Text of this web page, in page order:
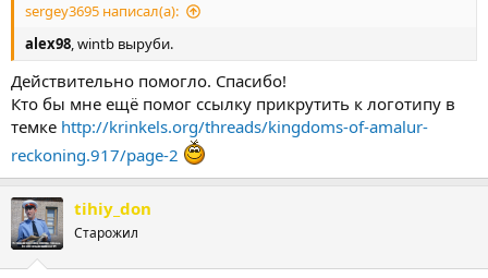
sergey3695 написал(а):
alex98, wintb выруби.
Действительно помогло. Спасибо!
Кто бы мне ещё помог ссылку прикрутить к логотипу в
темке http://krinkels.org/threads/kingdoms-of-amalur-
reckoning.917/page-2
tihiy_don
Старожил